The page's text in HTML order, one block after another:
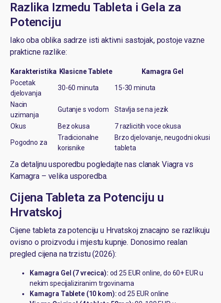
Razlika Izmedu Tableta i Gela za
Potenciju
Iako oba oblika sadrze isti aktivni sastojak, postoje vazne
prakticne razlike:
Karakteristika Klasicne Tablete
Kamagra Gel
Pocetak
djelovanja
30-60 minuta 15-30 minuta
Nacin
uzimanja
Gutanje s vodom Stavlja se na jezik
Okus Bez okusa 7 razlicitih voce okusa
Pogodno za
Tradicionalne
korisnike
Brzo djelovanje, neugodni okusi
tableta
Za detaljnu usporedbu pogledajte nas clanak Viagra vs
Kamagra – velika usporedba.
Cijena Tableta za Potenciju u
Hrvatskoj
Cijene tableta za potenciju u Hrvatskoj znacajno se razlikuju
ovisno o proizvodu i mjestu kupnje. Donosimo realan
pregled cijena na trzistu (2026):
Kamagra Gel (7 vrecica): od 25 EUR online, do 60+ EUR u
nekim specijaliziranim trgovinama
Kamagra Tablete (10 kom):od 25 EUR online